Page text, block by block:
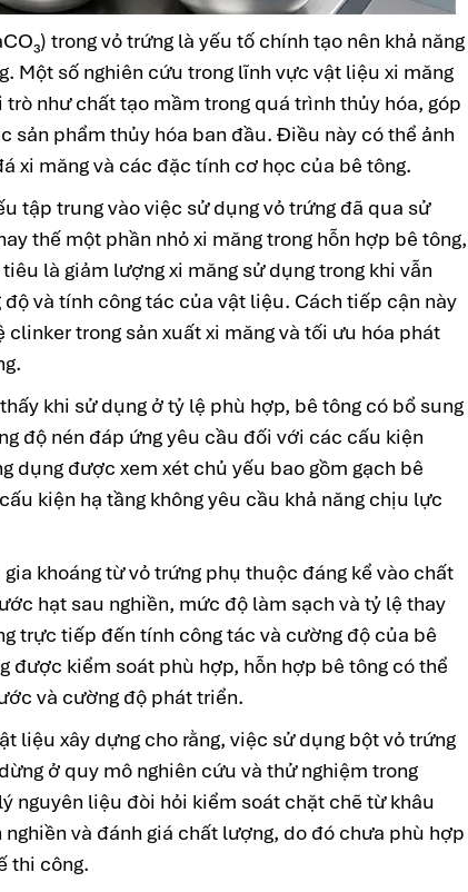
trong vỏ trứng là yếu tố chính tạo nên khả năng
Một số nghiên cứu trong lĩnh vực vật liệu xi măng
trò như chất tạo mầm trong quá trình thủy hóa, góp
sản phẩm thủy hóa ban đầu. Điều này có thể ảnh
xi măng và các đặc tính cơ học của bê tông.
tập trung vào việc sử dụng vỏ trứng đã qua sử
thế một phần nhỏ xi măng trong hỗn hợp bê tông,
là giảm lượng xi măng sử dụng trong khi vẫn
và tính công tác của vật liệu. Cách tiếp cận này
trong sản xuất xi măng và tối ưu hóa phát
khi sử dụng ở tỷ lệ phù hợp, bê tông có bổ sung
độ nén đáp ứng yêu cầu đối với các cấu kiện
dụng được xem xét chủ yếu bao gồm gạch bê
kiện hạ tầng không yêu cầu khả năng chịu lực
khoáng từ vỏ trứng phụ thuộc đáng kể vào chất
hạt sau nghiền, mức độ làm sạch và tỷ lệ thay
trực tiếp đến tính công tác và cường độ của bê
được kiểm soát phù hợp, hỗn hợp bê tông có thể
và cường độ phát triển.
liệu xây dựng cho rằng, việc sử dụng bột vỏ trứng
ở quy mô nghiên cứu và thử nghiệm trong
nguyên liệu đòi hỏi kiểm soát chặt chẽ từ khâu
và đánh giá chất lượng, do đó chưa phù hợp
thi công.